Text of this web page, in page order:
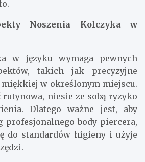
Noszenia Kolczyka w
w języku wymaga pewnych
takich jak precyzyjne
w określonym miejscu.
rutynowa, niesie ze sobą ryzyko
Dlatego ważne jest, aby
profesjonalnego body piercera,
do standardów higieny i użyje